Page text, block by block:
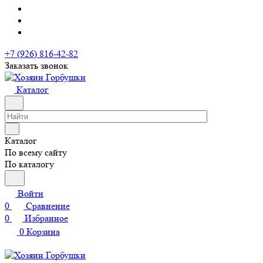
+7 (926) 816-42-82
Заказать звонок
Каталог
Каталог
По всему сайту
По каталогу
Войти
0
Сравнение
0
Избранное
0 Корзина